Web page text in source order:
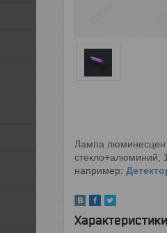
Лампа
стекло+алюминий,
например:
Характеристики